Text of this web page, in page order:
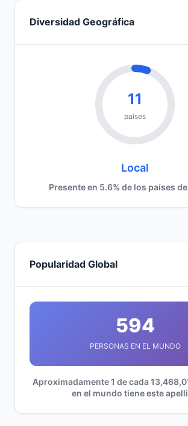
Diversidad Geográfica
11
países
Local
Presente en 5.6% de los países
Popularidad Global
594
PERSONAS EN EL MUNDO
Aproximadamente 1 de cada
en el mundo tiene este